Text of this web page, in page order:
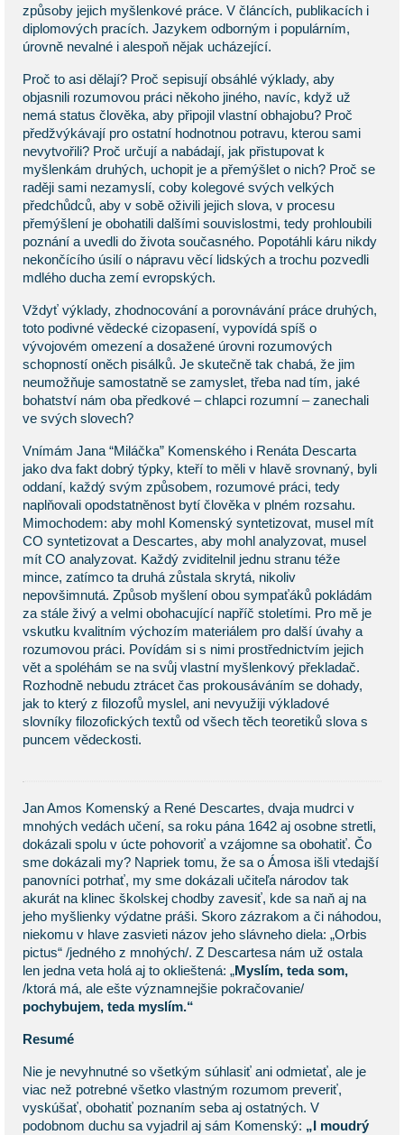
způsoby jejich myšlenkové práce. V článcích, publikacích i
diplomových pracích. Jazykem odborným i populárním,
úrovně nevalné i alespoň nějak ucházející.
Proč to asi dělají? Proč sepisují obsáhlé výklady, aby
objasnili rozumovou práci někoho jiného, navíc, když už
nemá status člověka, aby připojil vlastní obhajobu? Proč
předžvýkávají pro ostatní hodnotnou potravu, kterou sami
nevytvořili? Proč určují a nabádají, jak přistupovat k
myšlenkám druhých, uchopit je a přemýšlet o nich? Proč se
raději sami nezamyslí, coby kolegové svých velkých
předchůdců, aby v sobě oživili jejich slova, v procesu
přemýšlení je obohatili dalšími souvislostmi, tedy prohloubili
poznání a uvedli do života současného. Popotáhli káru nikdy
nekončícího úsilí o nápravu věcí lidských a trochu pozvedli
mdlého ducha zemí evropských.
Vždyť výklady, zhodnocování a porovnávání práce druhých,
toto podivné vědecké cizopasení, vypovídá spíš o
vývojovém omezení a dosažené úrovni rozumových
schopností oněch pisálků. Je skutečně tak chabá, že jim
neumožňuje samostatně se zamyslet, třeba nad tím, jaké
bohatství nám oba předkové – chlapci rozumní – zanechali
ve svých slovech?
Vnímám Jana “Miláčka” Komenského i Renáta Descarta
jako dva fakt dobrý týpky, kteří to měli v hlavě srovnaný, byli
oddaní, každý svým způsobem, rozumové práci, tedy
naplňovali opodstatněnost bytí člověka v plném rozsahu.
Mimochodem: aby mohl Komenský syntetizovat, musel mít
CO syntetizovat a Descartes, aby mohl analyzovat, musel
mít CO analyzovat. Každý zviditelnil jednu stranu téže
mince, zatímco ta druhá zůstala skrytá, nikoliv
nepovšimnutá. Způsob myšlení obou sympaťáků pokládám
za stále živý a velmi obohacující napříč stoletími. Pro mě je
vskutku kvalitním výchozím materiálem pro další úvahy a
rozumovou práci. Povídám si s nimi prostřednictvím jejich
vět a spoléhám se na svůj vlastní myšlenkový překladač.
Rozhodně nebudu ztrácet čas prokousáváním se dohady,
jak to který z filozofů myslel, ani nevyužiji výkladové
slovníky filozofických textů od všech těch teoretiků slova s
puncem vědeckosti.
Jan Amos Komenský a René Descartes, dvaja mudrci v
mnohých vedách učení, sa roku pána 1642 aj osobne stretli,
dokázali spolu v úcte pohovoriť a vzájomne sa obohatiť. Čo
sme dokázali my? Napriek tomu, že sa o Ámosa išli vtedajší
panovníci potrhať, my sme dokázali učiteľa národov tak
akurát na klinec školskej chodby zavesiť, kde sa naň aj na
jeho myšlienky výdatne práši. Skoro zázrakom a či náhodou,
niekomu v hlave zasvieti názov jeho slávneho diela: „Orbis
pictus“ /jedného z mnohých/. Z Descartesa nám už ostala
len jedna veta holá aj to oklieštená: „Myslím, teda som,
/ktorá má, ale ešte významnejšie pokračovanie/
pochybujem, teda myslím.“
Resumé
Nie je nevyhnutné so všetkým súhlasiť ani odmietať, ale je
viac než potrebné všetko vlastným rozumom preveriť,
vyskúšať, obohatiť poznaním seba aj ostatných. V
podobnom duchu sa vyjadril aj sám Komenský: „I moudrý